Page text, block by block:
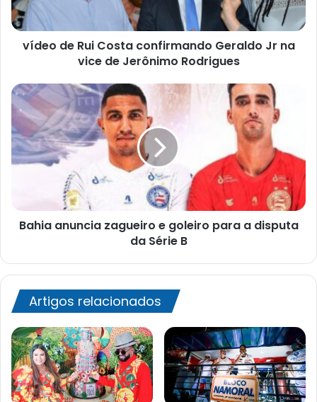
na
vice
vídeo de Rui Costa confirmando Geraldo Jr na
vice de Jerônimo Rodrigues
Bahia
anuncia
zagueiro
e
goleiro
para
da
Série
Bahia anuncia zagueiro e goleiro para a disputa
da Série B
Artigos relacionados